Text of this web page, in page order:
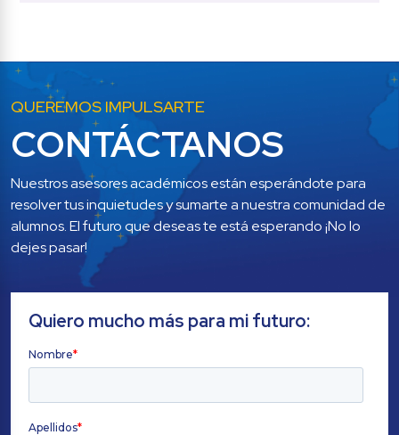
QUEREMOS IMPULSARTE
CONTÁCTANOS
Nuestros asesores académicos están esperándote para
resolver tus inquietudes y sumarte a nuestra comunidad de
alumnos. El futuro que deseas te está esperando ¡No lo
dejes pasar!
Quiero mucho más para mi futuro: